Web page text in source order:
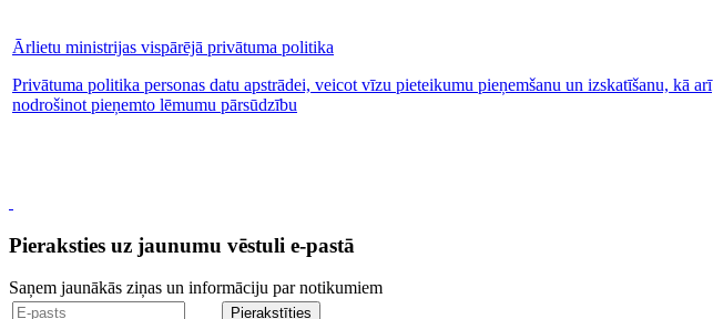
Ārlietu ministrijas vispārējā privātuma politika
Privātuma politika personas datu apstrādei, veicot vīzu pieteikumu pieņemšanu un izskatīšanu, kā arī
nodrošinot pieņemto lēmumu pārsūdzību
Pieraksties uz jaunumu vēstuli e-pastā
Saņem jaunākās ziņas un informāciju par notikumiem